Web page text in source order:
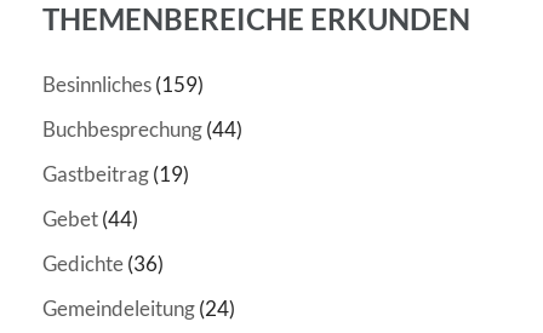
THEMENBEREICHE ERKUNDEN
Besinnliches(159)
Buchbesprechung(44)
Gastbeitrag(19)
Gebet(44)
Gedichte(36)
Gemeindeleitung(24)